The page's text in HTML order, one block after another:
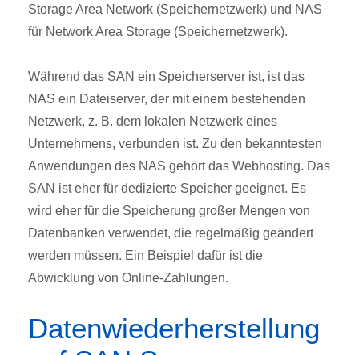
Storage Area Network (Speichernetzwerk) und NAS
für Network Area Storage (Speichernetzwerk).
Während das SAN ein Speicherserver ist, ist das
NAS ein Dateiserver, der mit einem bestehenden
Netzwerk, z. B. dem lokalen Netzwerk eines
Unternehmens, verbunden ist. Zu den bekanntesten
Anwendungen des NAS gehört das Webhosting. Das
SAN ist eher für dedizierte Speicher geeignet. Es
wird eher für die Speicherung großer Mengen von
Datenbanken verwendet, die regelmäßig geändert
werden müssen. Ein Beispiel dafür ist die
Abwicklung von Online-Zahlungen.
Datenwiederherstellung